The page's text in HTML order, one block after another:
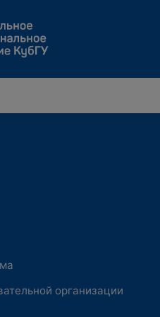
организации